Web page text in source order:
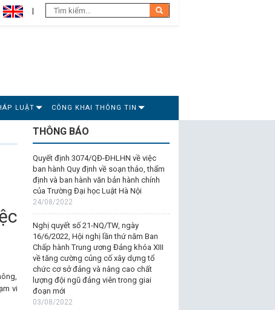
LUẬT CÔNG KHAI THÔNG TIN
vi
THÔNG BÁO
Quyết định 3074/QĐ-ĐHLHN về việc
ban hành Quy định về soạn thảo, thẩm
định và ban hành văn bản hành chính
của Trường Đại học Luật Hà Nội
24/08/2022
Nghị quyết số 21-NQ/TW, ngày
16/6/2022, Hội nghị lần thứ năm Ban
Chấp hành Trung ương Đảng khóa XIII
về tăng cường củng cố xây dựng tổ
chức cơ sở đảng và nâng cao chất
lượng đội ngũ đảng viên trong giai
đoạn mới
03/08/2022